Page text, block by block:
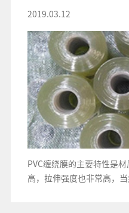
2019.03.12
PVC缠绕膜的主要特性是
高，拉伸强度也非常高，